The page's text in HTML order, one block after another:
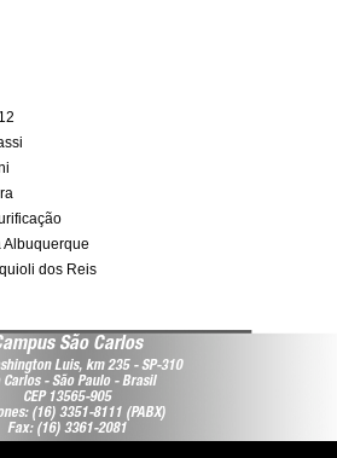
Albuquerque
dos Reis
São Carlos
Luis, km 235 - SP-310
Carlos - São Paulo - Brasil
CEP 13565-905
(16) 3351-8111 (PABX)
Fax: (16) 3361-2081